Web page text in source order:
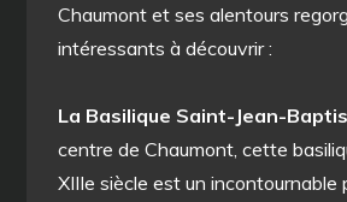
Chaumont et ses alentours
intéressants à découvrir :
La Basilique Saint-Jean-
centre de Chaumont, cette
XIIIe siècle est un incontournable